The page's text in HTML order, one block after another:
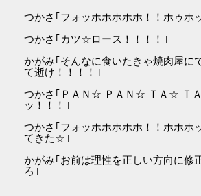
つかさ｢フォッホホホホホ！！ホゥホ
つかさ｢カツ☆ロース！！！！｣
かがみ｢そんなに食いたきゃ焼肉屋に
て逝け！！！！｣
つかさ｢ＰＡＮ☆ ＰＡＮ☆ ＴＡ☆ Ｔ
ッ！！！｣
つかさ｢フォッホホホホホ！！ホホホ
てきた☆｣
かがみ｢お前は理性を正しい方向に修
ろ｣